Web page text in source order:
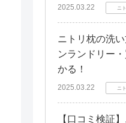
2025.03.22 ニ
ニトリ枕の洗
ンランドリー
かる！
2025.03.22 ニ
【口コミ検証